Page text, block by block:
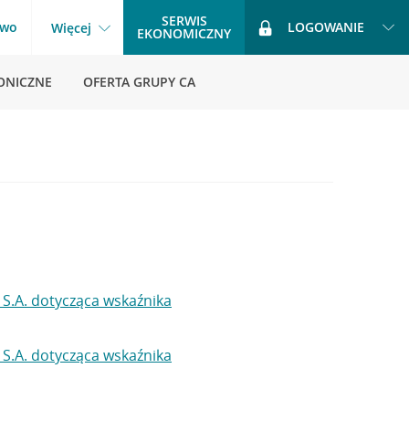
Więcej SERWIS
EKONOMICZNY LOGOWANIE
OFERTA GRUPY CA
dotycząca wskaźnika
dotycząca wskaźnika